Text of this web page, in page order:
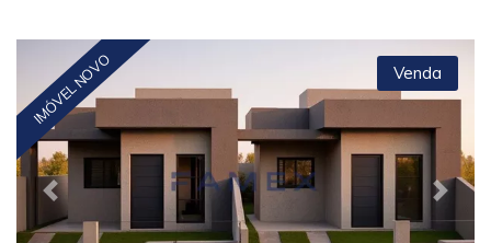
Previous Next
IMÓVEL NOVO Venda